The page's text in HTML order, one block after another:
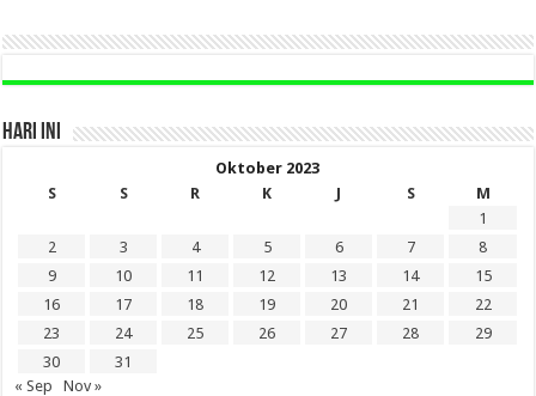
HARI INI
Oktober 2023
S
S R K J S
M
1
2
3 4 5 6 7
8
9
10 11 12 13 14
15
16
17 18 19 20 21
22
23
24 25 26 27 28
29
30
31
« Sep
Nov »